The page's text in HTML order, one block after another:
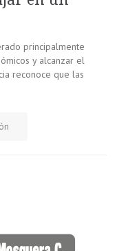
principalmente
y alcanzar el
reconoce que las